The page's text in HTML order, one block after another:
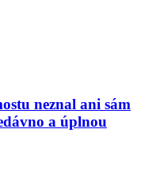
neznal ani sám
a úplnou